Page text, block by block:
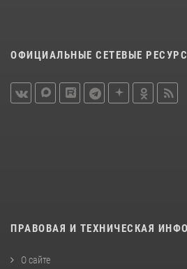
ОФИЦИАЛЬНЫЕ СЕТЕВЫЕ
ПРАВОВАЯ И ТЕХНИЧЕСКАЯ
О сайте